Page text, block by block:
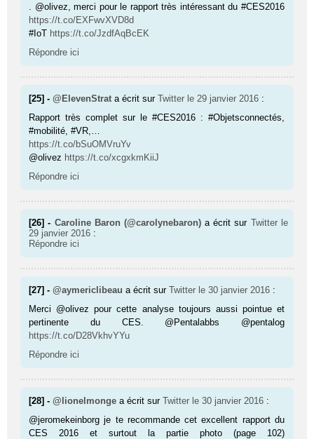
. @olivez, merci pour le rapport très intéressant du #CES2016
https://t.co/EXFwvXVD8d
#IoT https://t.co/JzdfAqBcEK
Répondre ici
[25] -@ElevenStrat a écrit surTwitter le 29 janvier 2016 :
Rapport très complet sur le #CES2016 : #Objetsconnectés,
#mobilité, #VR,…
https://t.co/bSuOMVruYv
@olivez https://t.co/xcgxkmKiiJ
Répondre ici
[26] - Caroline Baron (@carolynebaron) a écrit sur Twitter le
29 janvier 2016 :
Répondre ici
[27] -@aymericlibeau a écrit surTwitter le 30 janvier 2016 :
Merci @olivez pour cette analyse toujours aussi pointue et
pertinente du CES. @Pentalabbs @pentalog
https://t.co/D28VkhvYYu
Répondre ici
[28] -@lionelmonge a écrit surTwitter le 30 janvier 2016 :
@jeromekeinborg je te recommande cet excellent rapport du
CES 2016 et surtout la partie photo (page 102)